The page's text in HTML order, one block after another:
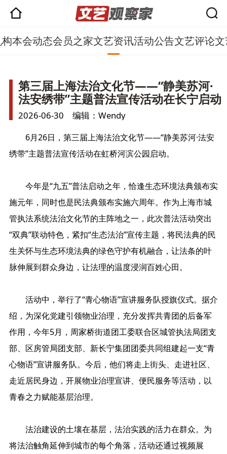
本会动态会员之家文艺资讯活动公告文艺评论
第三届上海法治文化节——“静美苏河·
法安绣带”主题普法宣传活动在长宁启动
2026-06-30 编辑：Wendy
6月26日，第三届上海法治文化节——“静美苏河·法安
绣带”主题普法宣传活动在虹桥河滨公园启动。
今年是“九五”普法启动之年，恰逢生态环境法典颁布实
施元年，同时也是民法典颁布实施六周年。作为上海市城
管执法系统法治文化节的主阵地之一，此次普法活动突出
“双典”联动特色，紧扣“生态法治”宣传主题，将民法典的民
生关怀与生态环境法典的绿色守护有机融合，让法条的叶
脉伸展到群众身边，让法理的温度浸润百姓心田。
活动中，举行了“青心物语”宣讲服务队授旗仪式。据介
绍，为深化党建引领物业治理，充分发挥共青团的后备军
作用，今年5月，周家桥街道团工委联合区城管执法局团支
部、区房管局团支部、新长宁集团团委共同组建起一支“青
心物语”宣讲服务队。今后，他们将走上街头、走进社区、
走近居民身边，开展物业治理宣讲、便民服务等活动，以
青春之力赋能基层治理。
法治建设的土壤在基层，法治实践的活力在群众。为
将法治触角延伸到城市的每个角落，活动还通过视频展